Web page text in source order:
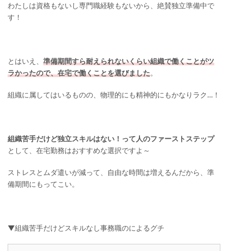
わたしは資格もないし専門職経験もないから、絶賛独立準備中で
す！
とはいえ、 準備期間すら耐えられないくらい組織で働くことがツ
ラかったので、在宅で働くことを選びました。
組織に属してはいるものの、物理的にも精神的にもかなりラク…！
組織苦手だけど独立スキルはない！って人のファーストステップ
として、在宅勤務はおすすめな選択ですよ～
ストレスとムダ遣いが減って、自由な時間は増えるんだから、準
備期間にもってこい。
▼組織苦手だけどスキルなし事務職のによるグチ